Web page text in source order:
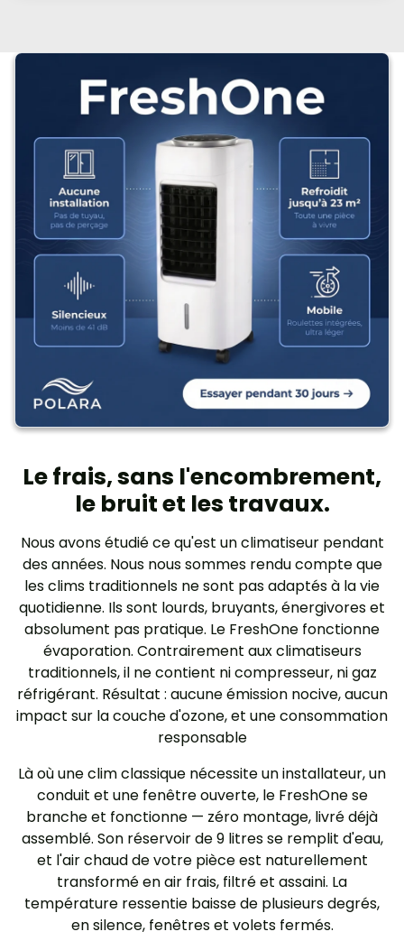
Le frais, sans l'encombrement,
le bruit et les travaux.
Nous avons étudié ce qu'est un climatiseur pendant
des années. Nous nous sommes rendu compte que
les clims traditionnels ne sont pas adaptés à la vie
quotidienne. Ils sont lourds, bruyants, énergivores et
absolument pas pratique. Le FreshOne fonctionne
évaporation. Contrairement aux climatiseurs
traditionnels, il ne contient ni compresseur, ni gaz
réfrigérant. Résultat : aucune émission nocive, aucun
impact sur la couche d'ozone, et une consommation
responsable
Là où une clim classique nécessite un installateur, un
conduit et une fenêtre ouverte, le FreshOne se
branche et fonctionne — zéro montage, livré déjà
assemblé. Son réservoir de 9 litres se remplit d'eau,
et l'air chaud de votre pièce est naturellement
transformé en air frais, filtré et assaini. La
température ressentie baisse de plusieurs degrés,
en silence, fenêtres et volets fermés.